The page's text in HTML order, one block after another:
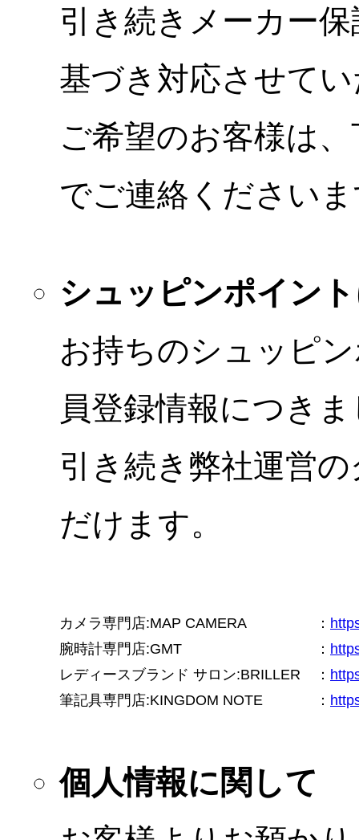
引き続きメーカー
基づき対応させて
ご希望のお客様は
でご連絡ください
シュッピンポイン
お持ちのシュッピ
員登録情報につき
引き続き弊社運営
だけます。
カメラ専門店:MAP CAMERA ：
腕時計専門店:GMT
：
レディースブランド サロン:BRILLER
：
筆記具専門店:KINGDOM NOTE
：
個人情報に関して